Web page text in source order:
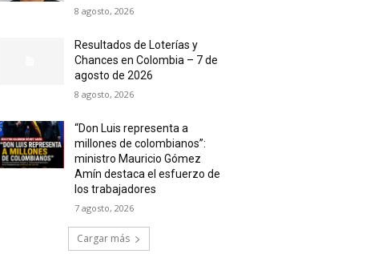
8 agosto, 2026
Resultados de Loterías y
Chances en Colombia – 7 de
agosto de 2026
8 agosto, 2026
“Don Luis representa a
millones de colombianos”:
ministro Mauricio Gómez
Amín destaca el esfuerzo de
los trabajadores
7 agosto, 2026
Cargar más